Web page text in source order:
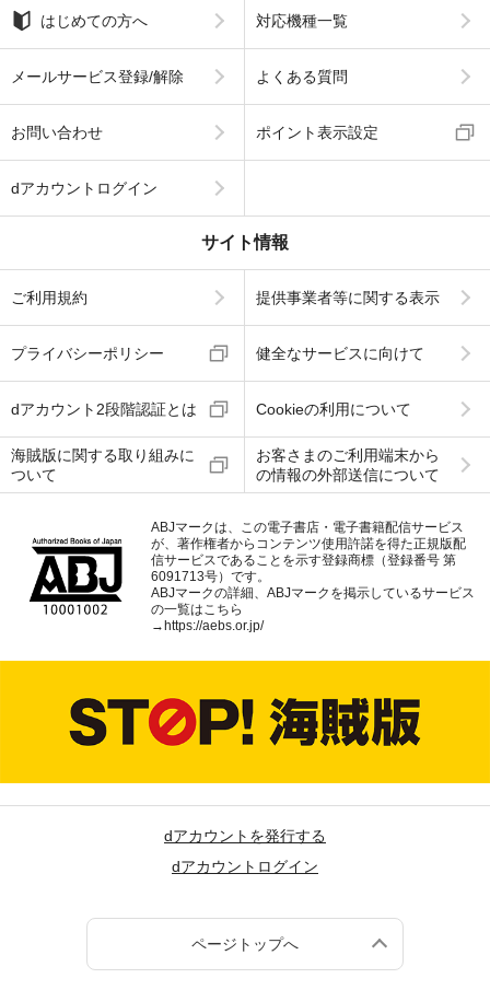
はじめての方へ 対応機種一覧
メールサービス登録/解除 よくある質問
お問い合わせ ポイント表示設定
dアカウントログイン
サイト情報
ご利用規約 提供事業者等に関する表示
プライバシーポリシー 健全なサービスに向けて
dアカウント2段階認証とは Cookieの利用について
海賊版に関する取り組みに
ついて
お客さまのご利用端末から
の情報の外部送信について
ABJマークは、この電子書店・電子書籍配信サービス
が、著作権者からコンテンツ使用許諾を得た正規版配
信サービスであることを示す登録商標（登録番号 第
6091713号）です。
ABJマークの詳細、ABJマークを掲示しているサービス
の一覧はこちら
→https://aebs.or.jp/
dアカウントを発行する
dアカウントログイン
ページトップへ